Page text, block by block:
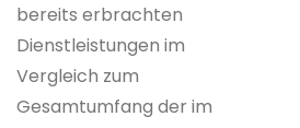
bereits erbrachten
Dienstleistungen im
Vergleich zum
Gesamtumfang der im